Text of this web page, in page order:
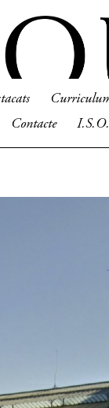
Contacte